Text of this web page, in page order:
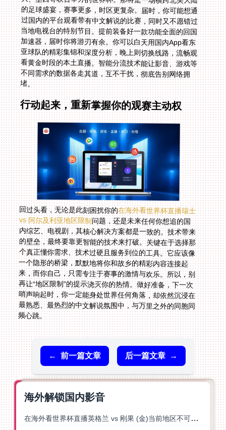
堵。
行动起来，重新掌握你的观赛主动权
回过头看，无论是此刻困扰你的在海外看世界杯直播瑞士
vs 阿尔及利亚地区限制问题，还是未来任何你想追的国
内综艺、电视剧，其核心解决方案都是一致的。技术带来
的壁垒，最终要靠更智能的技术来打破。关键在于选择那
个真正懂你需求、技术过硬且服务到位的工具。它应该像
一个隐形的桥梁，默默地将你和故乡的精彩内容连接起
来，而你自己，只需专注于赛事的激情与欢乐。所以，别
再让“地区限制”的提示浇灭你的热情。做好准备，下一次
哨声响起时，你一定能身处世界任何角落，却依然沉浸在
最熟悉、最热烈的中文解说氛围中，与万里之外的同胞同
频心跳。
← 前一篇文章 后一篇文章 →
海外解锁国内影音
在海外看世界杯直播英格兰 vs 刚果 (金)当前地区不可播放？这篇指南帮你突破所有限制